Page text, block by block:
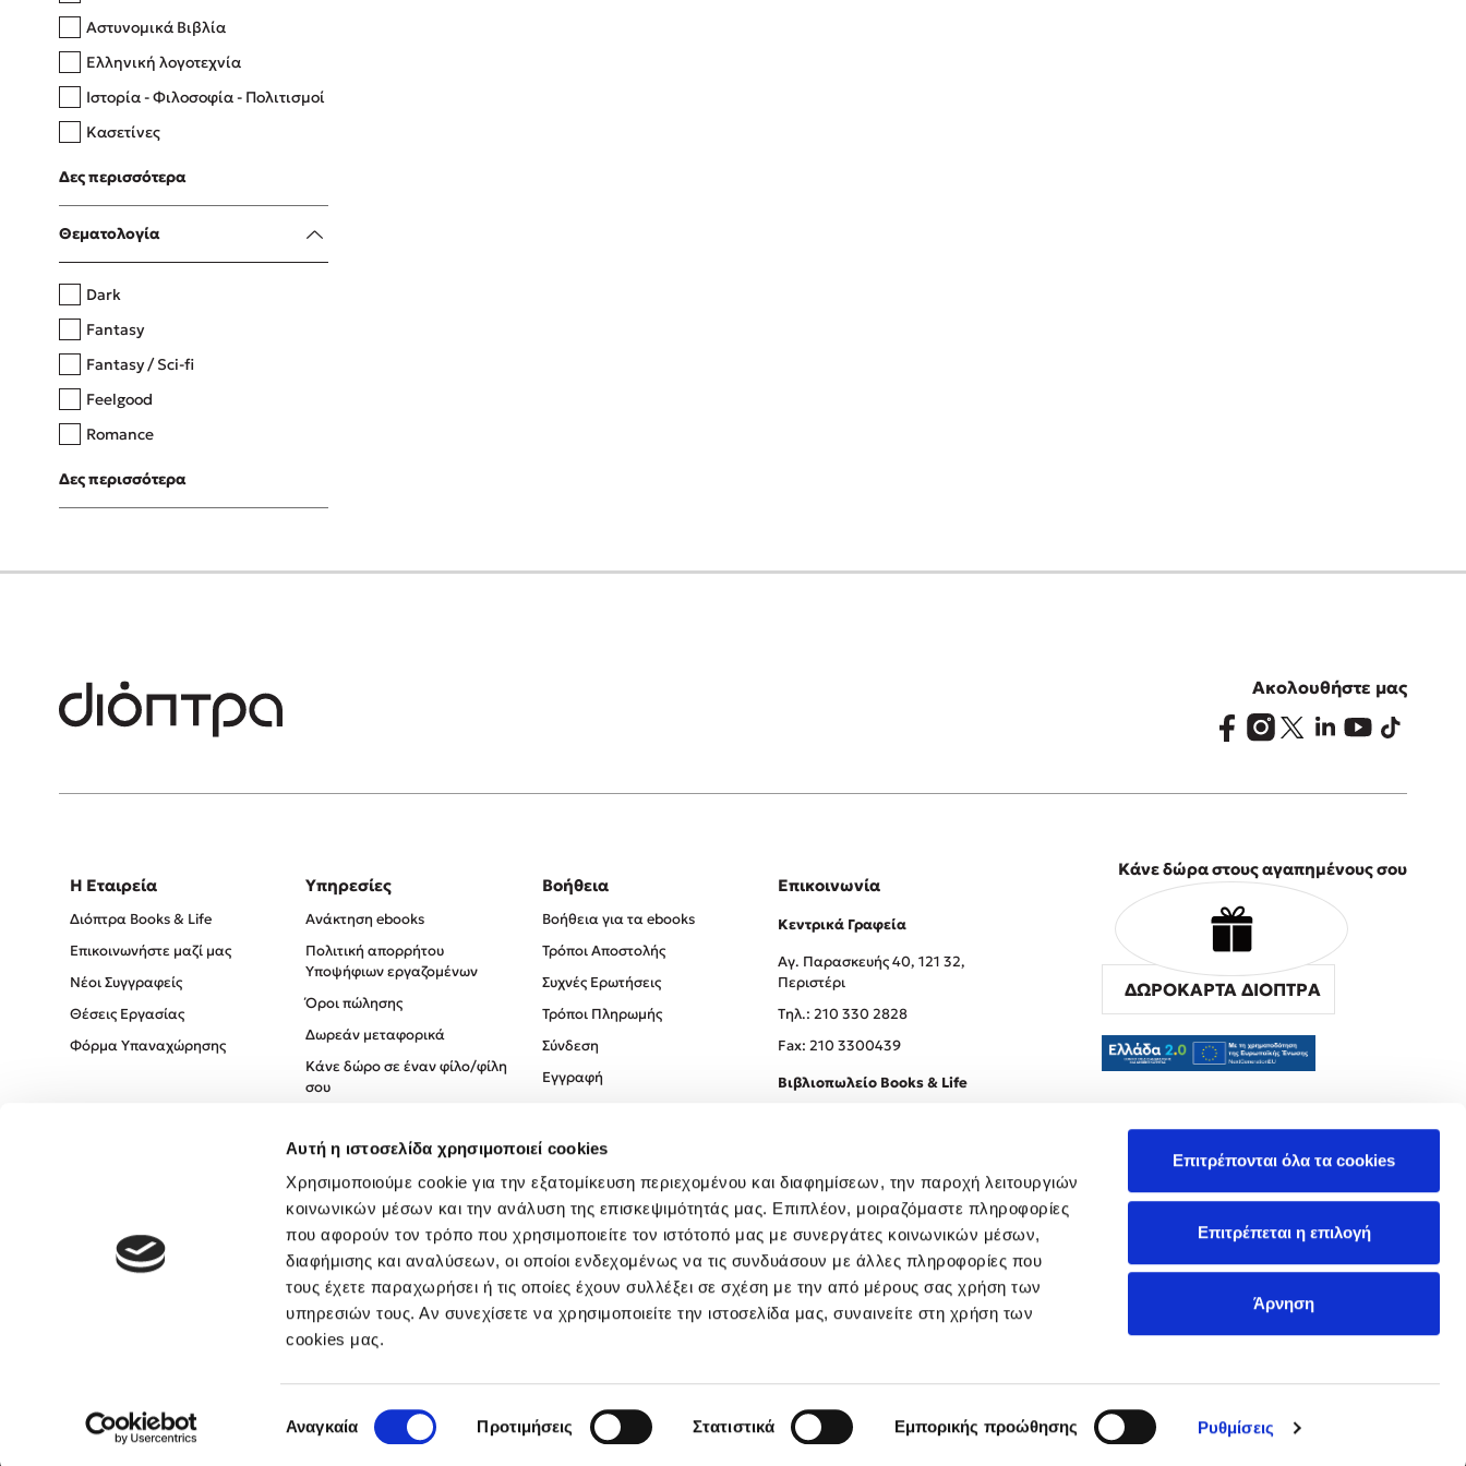
Αυτή η ιστοσελίδα χρησιμοποιεί cookies
Χρησιμοποιούμε cookie για την εξατομίκευση περιεχομένου και διαφημίσεων, την παροχή λειτουργιών
κοινωνικών μέσων και την ανάλυση της επισκεψιμότητάς μας. Επιπλέον, μοιραζόμαστε πληροφορίες
που αφορούν τον τρόπο που χρησιμοποιείτε τον ιστότοπό μας με συνεργάτες κοινωνικών μέσων,
διαφήμισης και αναλύσεων, οι οποίοι ενδεχομένως να τις συνδυάσουν με άλλες πληροφορίες που
τους έχετε παραχωρήσει ή τις οποίες έχουν συλλέξει σε σχέση με την από μέρους σας χρήση των
υπηρεσιών τους. Αν συνεχίσετε να χρησιμοποιείτε την ιστοσελίδα μας, συναινείτε στη χρήση των
cookies μας.
συγκατάθεσης
Αναγκαία Προτιμήσεις Στατιστικά Εμπορικής προώθησης Ρυθμίσεις
Επιτρέπονται όλα τα cookies
Επιτρέπεται η επιλογή
Άρνηση
Δανάη Δεληγεώργη
Πάνω, κάτω, μπροστά, πίσω
Η μέθοδος Αφήστε τους
Αστυνομικά Βιβλία
Ελληνική λογοτεχνία
Ιστορία - Φιλοσοφία - Πολιτισμοί
Κασετίνες
Λευκώματα - Έγχρωμοι οδηγοί
Μαγειρική
Δες περισσότερα
Θεματολογία
Dark
Fantasy
Fantasy / Sci-fi
Feelgood
Romance
Upmarket
Young Adult
Δες περισσότερα
Ακολουθήστε μας
Η Εταιρεία
Διόπτρα Books & Life
Επικοινωνήστε μαζί μας
Νέοι Συγγραφείς
Θέσεις Εργασίας
Φόρμα Υπαναχώρησης
Υπηρεσίες
Ανάκτηση ebooks
Πολιτική απορρήτου
Υποψήφιων εργαζομένων
Όροι πώλησης
Δωρεάν μεταφορικά
Κάνε δώρο σε έναν φίλο/φίλη
σου
Πολιτική Απορρήτου
Όροι χρήσης
Βοήθεια
Βοήθεια για τα ebooks
Τρόποι Αποστολής
Συχνές Ερωτήσεις
Τρόποι Πληρωμής
Σύνδεση
Εγγραφή
Επικοινωνία
Κεντρικά Γραφεία
Αγ. Παρασκευής 40, 121 32,
Περιστέρι
Tηλ.: 210 330 2828
Fax: 210 3300439
Βιβλιοπωλείο Books & Life
Κάνε δώρα στους αγαπημένους σου
ΔΩΡΟΚΑΡΤΑ ΔΙΟΠΤΡΑ
Created by Powered by